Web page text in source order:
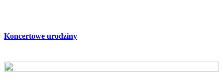
Koncertowe urodziny